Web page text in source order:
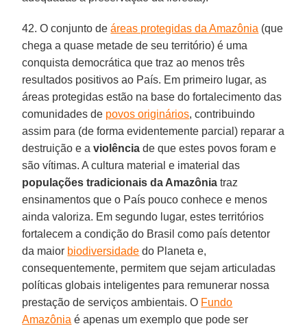
42. O conjunto deáreas protegidas da Amazônia (que
chega a quase metade de seu território) é uma
conquista democrática que traz ao menos três
resultados positivos ao País. Em primeiro lugar, as
áreas protegidas estão na base do fortalecimento das
comunidades de povos originários, contribuindo
assim para (de forma evidentemente parcial) reparar a
destruição e aviolência de que estes povos foram e
são vítimas. A cultura material e imaterial das
populações tradicionais da Amazônia traz
ensinamentos que o País pouco conhece e menos
ainda valoriza. Em segundo lugar, estes territórios
fortalecem a condição do Brasil como país detentor
da maior biodiversidade do Planeta e,
consequentemente, permitem que sejam articuladas
políticas globais inteligentes para remunerar nossa
prestação de serviços ambientais. O Fundo
Amazônia é apenas um exemplo que pode ser